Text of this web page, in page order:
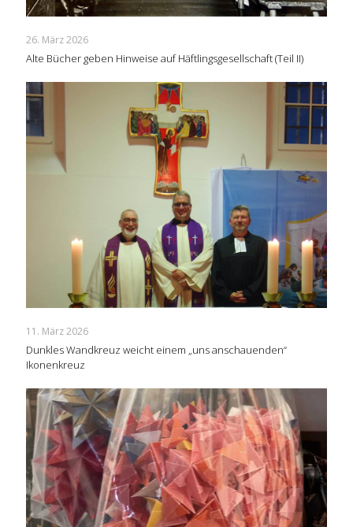
26. März 2026
Alte Bücher geben Hinweise auf Häftlingsgesellschaft (Teil II)
11. März 2026
Dunkles Wandkreuz weicht einem „uns anschauenden“
Ikonenkreuz